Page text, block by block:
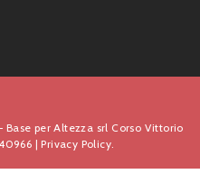
per Altezza srl Corso Vittorio
|Privacy Policy.